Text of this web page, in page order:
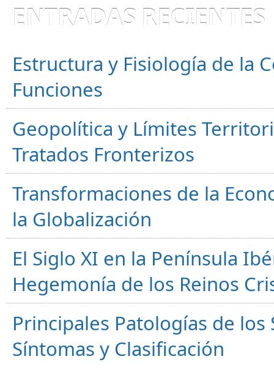
ENTRADAS RECIENTES
Estructura y Fisiología de la
Funciones
Geopolítica y Límites
Tratados Fronterizos
Transformaciones de la
la Globalización
El Siglo XI en la Península
Hegemonía de los Reinos
Principales Patologías de
Síntomas y Clasificación